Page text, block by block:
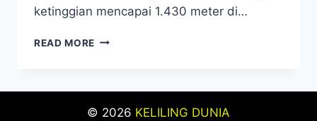
ketinggian mencapai 1.430 meter di…
READ MORE BA
DENGAN
© 2026 KELILING DUNIA